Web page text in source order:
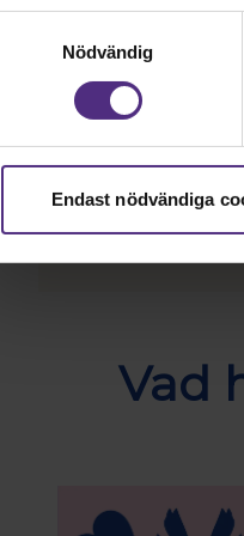
Nödvändig
Endast nödvändiga
Vad